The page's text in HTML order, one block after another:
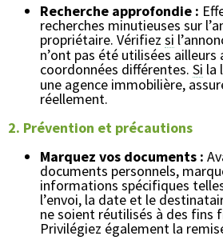
Recherche approfondie :
recherches minutieuses sur
propriétaire. Vérifiez si
n’ont pas été utilisées ailleurs
coordonnées différentes. Si la
une agence immobilière,
réellement.
2. Prévention et précautions
Marquez vos documents :
documents personnels,
informations spécifiques
l’envoi, la date et le
ne soient réutilisés à des fins
Privilégiez également la